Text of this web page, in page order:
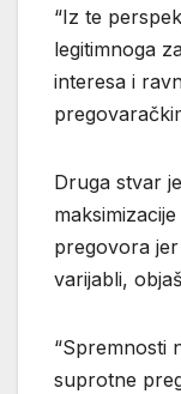
“Iz te
legitimnoga
interesa i
Druga stvar
pregovora
varijabli,
“Spremnosti
suprotne